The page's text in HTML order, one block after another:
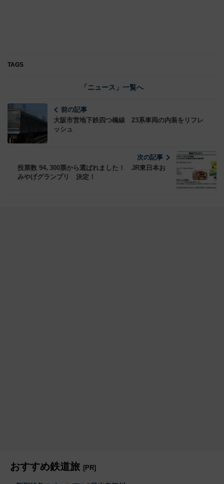
TAGS
「ニュース」一覧へ
前の記事
大阪市営地下鉄四つ橋線 23系車両の内装をリフレ
ッシュ
次の記事
投票数 94､300票から選ばれました！ JR東日本お
みやげグランプリ 決定！
おすすめ鉄道旅 [PR]